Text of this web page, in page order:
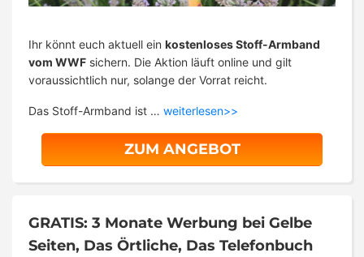
Ihr könnt euch aktuell ein kostenloses Stoff-Armband
vom WWF sichern. Die Aktion läuft online und gilt
voraussichtlich nur, solange der Vorrat reicht.
Das Stoff-Armband ist … weiterlesen>>
ZUM ANGEBOT
GRATIS: 3 Monate Werbung bei Gelbe
Seiten, Das Örtliche, Das Telefonbuch